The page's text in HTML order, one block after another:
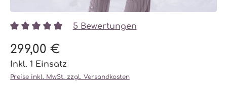
5 Bewertungen
299,00 €
Inkl. 1 Einsatz
Preise inkl. MwSt. zzgl. Versandkosten